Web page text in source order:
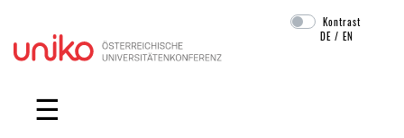
Navigation überspringen
Kontrast
DE /EN
☰